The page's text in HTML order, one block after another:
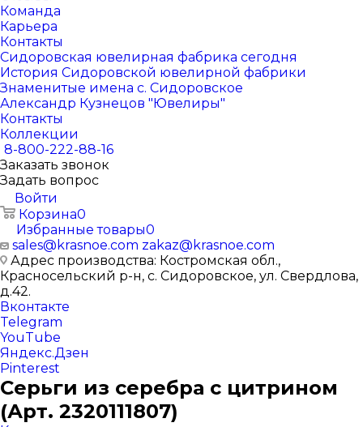
Команда
Карьера
Контакты
Сидоровская ювелирная фабрика сегодня
История Сидоровской ювелирной фабрики
Знаменитые имена с. Сидоровское
Александр Кузнецов "Ювелиры"
Контакты
Коллекции
8-800-222-88-16
Заказать звонок
Задать вопрос
Войти
Корзина0
Избранные товары0
sales@krasnoe.com zakaz@krasnoe.com
Адрес производства: Костромская обл.,
Красносельский р-н, с. Сидоровское, ул. Свердлова,
д.42.
Вконтакте
Telegram
YouTube
Яндекс.Дзен
Pinterest
Серьги из серебра с цитрином
(Арт. 2320111807)